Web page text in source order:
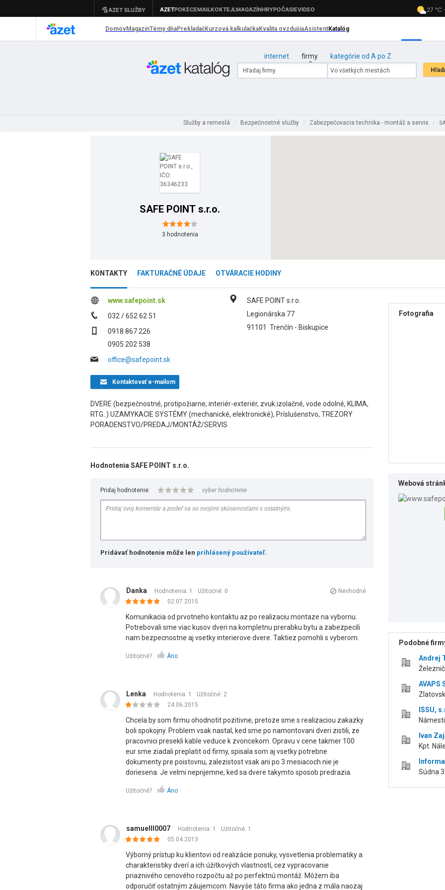
internet firmy kategórie od A po Z
Služby a remeslá / Bezpečnostné služby / Zabezpečovacia technika - montáž a servis /
SAFE POINT s.r.o.
3 hodnotenia
KONTAKTY FAKTURAČNÉ ÚDAJE OTVÁRACIE HODINY
www.safepoint.sk
032 / 652 62 51
0918 867 226
0905 202 538
office@safepoint.sk
SAFE POINT s.r.o.
Legionárska 77
91101 Trenčín - Biskupice
Kontaktovaťe-mailom
DVERE (bezpečnostné, protipožiarne, interiér-exteriér, zvuk.izolačné, vode odolné, KLIMA,
RTG..) UZAMYKACIE SYSTÉMY (mechanické, elektronické), Príslušenstvo, TREZORY
PORADENSTVO/PREDAJ/MONTÁŽ/SERVIS
Hodnotenia SAFE POINT s.r.o.
Pridaj hodnotenie: vyber hodnotenie
Pridávať hodnotenie môže len prihlásený používateľ.
Danka Hodnotenia: 1 Užitočné: 0
Nevhodné
02.07.2015
Komunikacia od prvotneho kontaktu az po realizaciu montaze na vybornu.
Potrebovali sme viac kusov dveri na kompletnu prerabku bytu a zabezpecili
nam bezpecnostne aj vsetky interierove dvere. Taktiez pomohli s vyberom.
Užitočné? Áno
Lenka Hodnotenia: 1 Užitočné: 2
24.06.2015
Chcela by som firmu ohodnotit pozitivne, pretoze sme s realizaciou zakazky
boli spokojny. Problem vsak nastal, ked sme po namontovani dveri zistili, ze
pracovnici presekli kable veduce k zvoncekom. Opravu v cene takmer 100
eur sme ziadali preplatit od firmy, spisala som aj vsetky potrebne
dokumenty pre poistovnu, zalezistost vsak ani po 3 mesiacoch nie je
doriesena. Je velmi neprijemne, ked sa dvere takymto sposob predrazia.
Užitočné? Áno
samuelll0007 Hodnotenia: 1 Užitočné: 1
05.04.2013
Výborný prístup ku klientovi od realizácie ponuky, vysvetlenia problematiky a
charakteristiky dverí a ich úžitkových vlastností, cez vypracovanie
priaznivého cenového rozpočtu až po perfektnú montáž. Môžem iba
odporučiť ostatným záujemcom. Navyše táto firma ako jedna z mála naozaj
Fotografia
Webová
Podobné
Andrej
AVAPS
ISSU,
Ivan
Kpt.
Súdna